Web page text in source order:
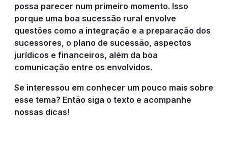
CULTIVOS
NOTÍCIAS
possa parecer num primeiro momento. Isso
porque uma boa sucessão rural envolve
questões como a integração e a preparação dos
sucessores, o plano de sucessão, aspectos
jurídicos e financeiros, além da boa
comunicação entre os envolvidos.
Se interessou em conhecer um pouco mais sobre
esse tema? Então siga o texto e acompanhe
nossas dicas!